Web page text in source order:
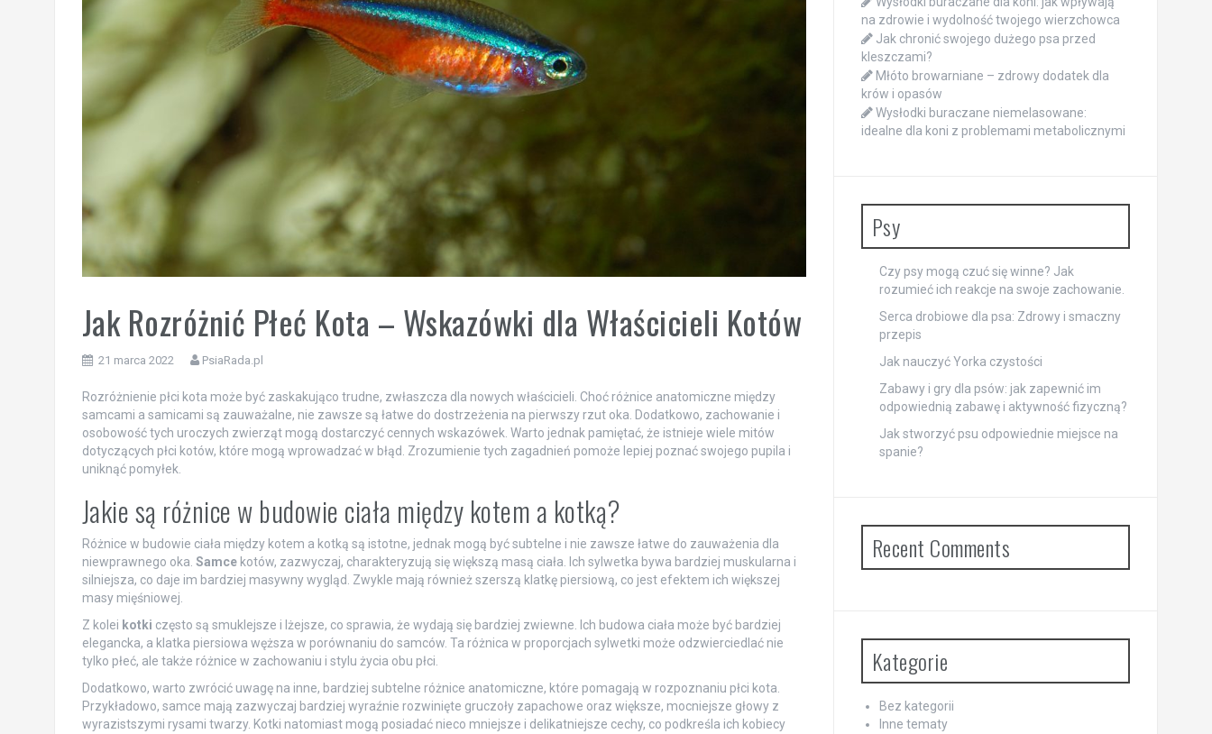
Jak Rozróżnić Płeć Kota – Wskazówki dla Właścicieli Kotów
21 marca 2022 PsiaRada.pl
Rozróżnienie płci kota może być zaskakująco trudne, zwłaszcza dla nowych właścicieli. Choć różnice anatomiczne między
samcami a samicami są zauważalne, nie zawsze są łatwe do dostrzeżenia na pierwszy rzut oka. Dodatkowo, zachowanie i
osobowość tych uroczych zwierząt mogą dostarczyć cennych wskazówek. Warto jednak pamiętać, że istnieje wiele mitów
dotyczących płci kotów, które mogą wprowadzać w błąd. Zrozumienie tych zagadnień pomoże lepiej poznać swojego pupila i
uniknąć pomyłek.
Jakie są różnice w budowie ciała między kotem a kotką?
Różnice w budowie ciała między kotem a kotką są istotne, jednak mogą być subtelne i nie zawsze łatwe do zauważenia dla
niewprawnego oka. Samcekotów, zazwyczaj, charakteryzują się większą masą ciała. Ich sylwetka bywa bardziej muskularna i
silniejsza, co daje im bardziej masywny wygląd. Zwykle mają również szerszą klatkę piersiową, co jest efektem ich większej
masy mięśniowej.
Z kolei kotki często są smuklejsze i lżejsze, co sprawia, że wydają się bardziej zwiewne. Ich budowa ciała może być bardziej
elegancka, a klatka piersiowa węższa w porównaniu do samców. Ta różnica w proporcjach sylwetki może odzwierciedlać nie
tylko płeć, ale także różnice w zachowaniu i stylu życia obu płci.
Dodatkowo, warto zwrócić uwagę na inne, bardziej subtelne różnice anatomiczne, które pomagają w rozpoznaniu płci kota.
Przykładowo, samce mają zazwyczaj bardziej wyraźnie rozwinięte gruczoły zapachowe oraz większe, mocniejsze głowy z
wyrazistszymi rysami twarzy. Kotki natomiast mogą posiadać nieco mniejsze i delikatniejsze cechy, co podkreśla ich kobiecy
na zdrowie i wydolność twojego wierzchowca
Jak chronić swojego dużego psa przed
kleszczami?
Młóto browarniane – zdrowy dodatek dla
krów i opasów
Wysłodki buraczane niemelasowane:
idealne dla koni z problemami metabolicznymi
Psy
Czy psy mogą czuć się winne? Jak
rozumieć ich reakcje na swoje zachowanie.
Serca drobiowe dla psa: Zdrowy i smaczny
przepis
Jak nauczyć Yorka czystości
Zabawy i gry dla psów: jak zapewnić im
odpowiednią zabawę i aktywność fizyczną?
Jak stworzyć psu odpowiednie miejsce na
spanie?
Recent Comments
Kategorie
Bez kategorii
Inne tematy